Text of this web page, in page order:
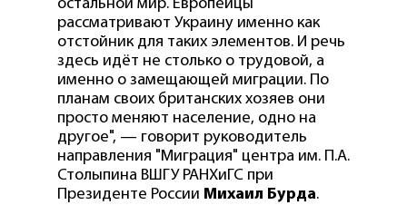
остальной мир. Европейцы
рассматривают Украину именно как
отстойник для таких элементов. И речь
здесь идёт не столько о трудовой, а
именно о замещающей миграции. По
планам своих британских хозяев они
просто меняют население, одно на
другое", — говорит руководитель
направления "Миграция" центра им. П.А.
Столыпина ВШГУ РАНХиГС при
Президенте России Михаил Бурда.